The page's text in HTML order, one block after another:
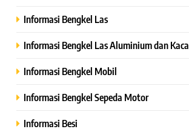
Informasi Bengkel Las
Informasi Bengkel Las Aluminium dan Kaca
Informasi Bengkel Mobil
Informasi Bengkel Sepeda Motor
Informasi Besi